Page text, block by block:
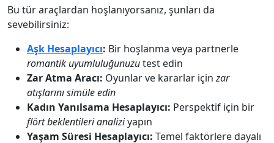
Bu tür araçlardan hoşlanıyorsanız, şunları da
sevebilirsiniz:
Aşk Hesaplayıcı: Bir hoşlanma veya partnerle
romantik uyumluluğunuzutest edin
Zar Atma Aracı: Oyunlar ve kararlar içinzar
atışlarını simüle edin
Kadın Yanılsama Hesaplayıcı: Perspektif için bir
flört beklentileri analiziyapın
Yaşam Süresi Hesaplayıcı: Temel faktörlere dayalı